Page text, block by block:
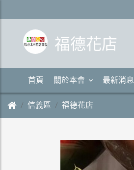
福德花店
首頁 關於本會 最新消息
信義區 福德花店